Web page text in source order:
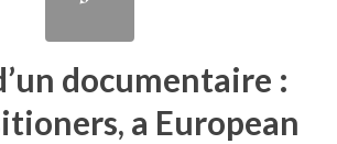
documentaire :
a European